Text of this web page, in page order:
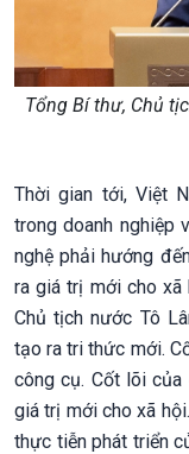
Tổng Bí thư, Chủ
Thời gian tới, Việt
trong doanh nghiệp
nghệ phải hướng
ra giá trị mới cho xã
Chủ tịch nước Tô
tạo ra tri thức mới.
công cụ. Cốt lõi
giá trị mới cho xã
thực tiễn phát triển